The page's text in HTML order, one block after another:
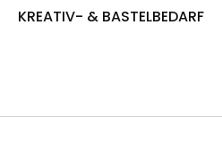
KREATIV- & BASTELBEDARF